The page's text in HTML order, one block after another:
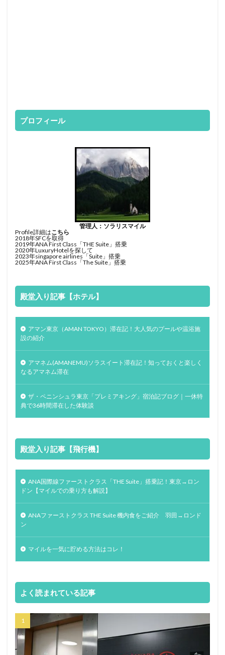
プロフィール
管理人：ソラリスマイル
Profile詳細はこちら
2018年SFCを取得
2019年ANA First Class「THE Suite」搭乗
2020年LuxuryHotelを探して
2023年singapore airlines「Suite」搭乗
2025年ANA First Class「The Suite」搭乗
殿堂入り記事【ホテル】
アマン東京（AMAN TOKYO）滞在記！大人気のプールや温浴施
設の紹介
アマネム(AMANEMU)ソラスイート滞在記！知っておくと楽しく
なるアマネム滞在
ザ・ペニンシュラ東京「プレミアキング」宿泊記ブログ｜一休特
典で36時間滞在した体験談
殿堂入り記事【飛行機】
ANA国際線ファーストクラス「THE Suite」搭乗記！東京→ロン
ドン【マイルでの乗り方も解説】
ANAファーストクラス THE Suite 機内食をご紹介 羽田→ロンド
ン
マイルを一気に貯める方法はコレ！
よく読まれている記事